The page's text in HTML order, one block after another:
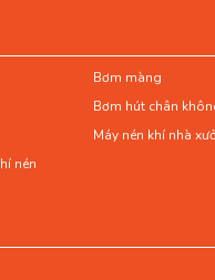
Bơm màng
Bơm hút chân
Máy nén khí nhà
nén